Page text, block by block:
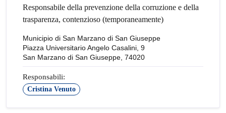
Responsabile della prevenzione della corruzione e della
trasparenza, contenzioso (temporaneamente)
Municipio di San Marzano di San Giuseppe
Piazza Universitario Angelo Casalini, 9
San Marzano di San Giuseppe, 74020
Responsabili:
Cristina Venuto